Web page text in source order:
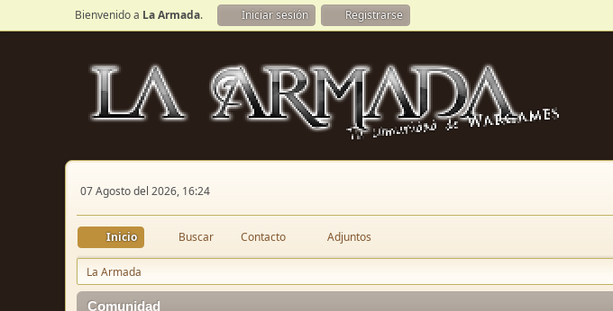
Bienvenido a La Armada. Iniciar sesión Registrarse
07 Agosto del 2026, 16:24
Inicio Buscar Contacto Adjuntos
La Armada
Comunidad